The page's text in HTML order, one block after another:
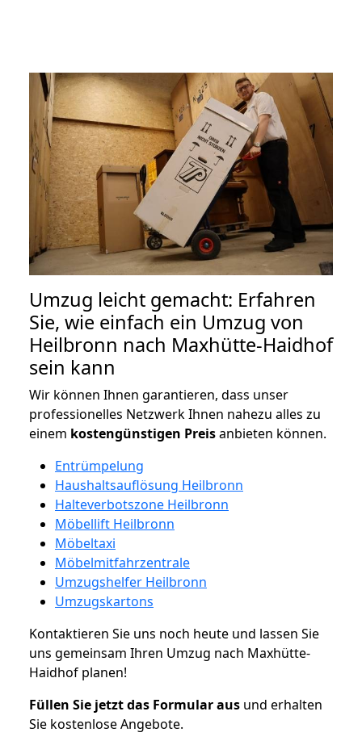
Umzug leicht gemacht: Erfahren
Sie, wie einfach ein Umzug von
Heilbronn nach Maxhütte-Haidhof
sein kann
Wir können Ihnen garantieren, dass unser
professionelles Netzwerk Ihnen nahezu alles zu
einem kostengünstigen Preisanbieten können.
Entrümpelung
Haushaltsauflösung Heilbronn
Halteverbotszone Heilbronn
Möbellift Heilbronn
Möbeltaxi
Möbelmitfahrzentrale
Umzugshelfer Heilbronn
Umzugskartons
Kontaktieren Sie uns noch heute und lassen Sie
uns gemeinsam Ihren Umzug nach Maxhütte-
Haidhof planen!
Füllen Sie jetzt das Formular aus und erhalten
Sie kostenlose Angebote.